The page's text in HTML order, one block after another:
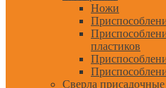
Ножи
пластиков
Сверла присадочные